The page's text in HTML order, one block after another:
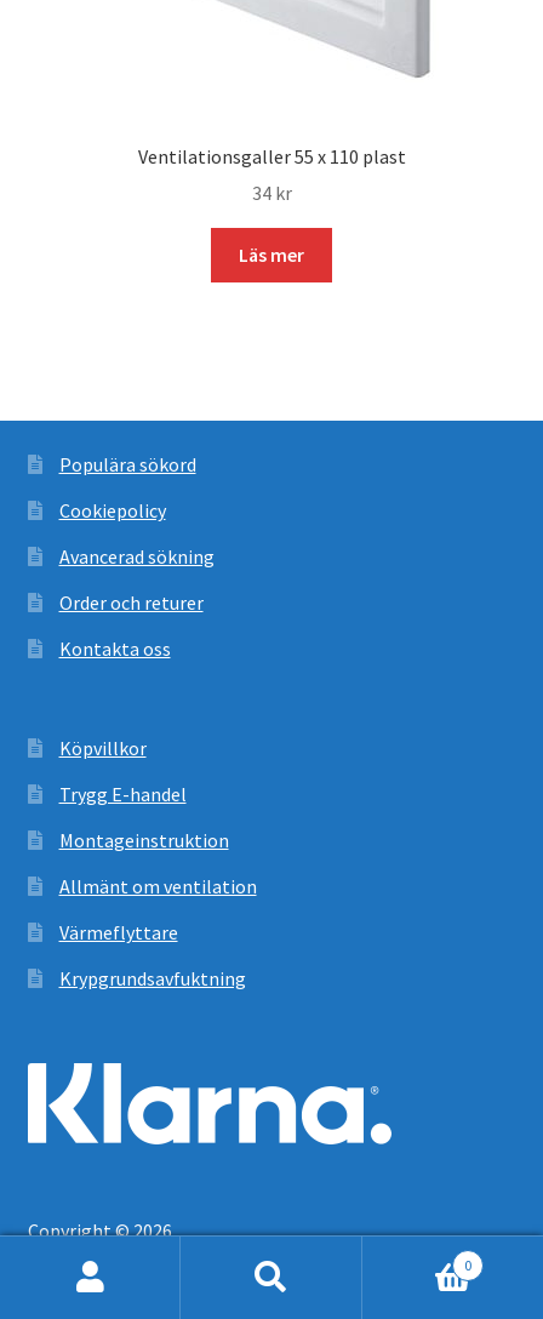
Ventilationsgaller 55 x 110 plast
34 kr
Läs mer
Populära sökord
Cookiepolicy
Avancerad sökning
Order och returer
Kontakta oss
Köpvillkor
Trygg E-handel
Montageinstruktion
Allmänt om ventilation
Värmeflyttare
Krypgrundsavfuktning
Copyright © 2026
0